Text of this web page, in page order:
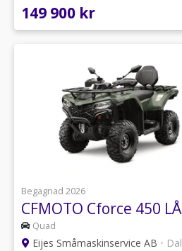
149 900 kr
Begagnad 2026
CFMOTO Cforce 450
Quad
Eijes Småmaskinservice AB •